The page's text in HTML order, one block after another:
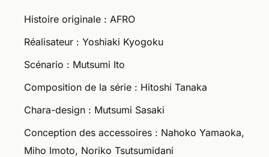
Histoire originale : AFRO
Réalisateur : Yoshiaki Kyogoku
Scénario : Mutsumi Ito
Composition de la série : Hitoshi Tanaka
Chara-design : Mutsumi Sasaki
Conception des accessoires : Nahoko Yamaoka,
Miho Imoto, Noriko Tsutsumidani